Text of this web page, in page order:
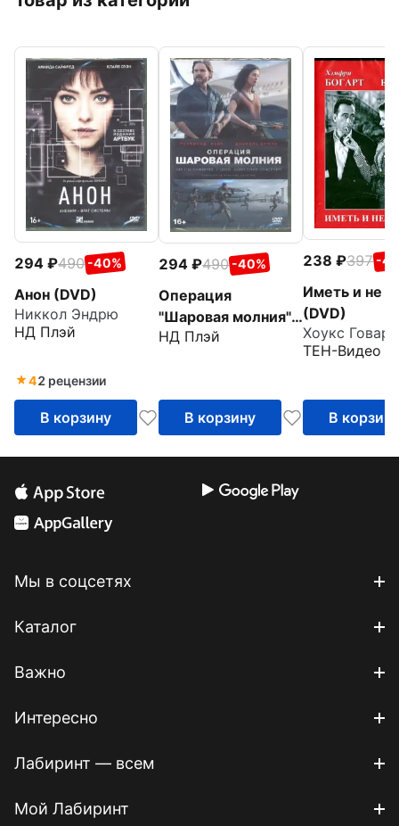
294 490 -40%
Анон (DVD)
Никкол Эндрю
НД Плэй
42 рецензии
В корзину
294 490 -40%
Операция
"Шаровая молния"
(DVD)
НД Плэй
В корзину
238 397 -
Иметь и не
(DVD)
Хоукс Говард
ТЕН-Видео
В корзину
Мы в соцсетях
Каталог
Важно
Интересно
Лабиринт — всем
Мой Лабиринт